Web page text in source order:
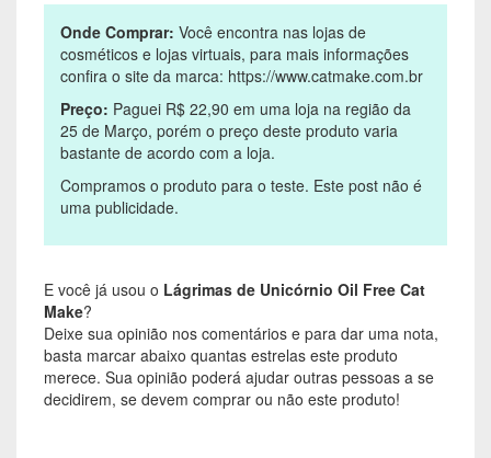
Onde Comprar: Você encontra nas lojas de
cosméticos e lojas virtuais, para mais informações
confira o site da marca: https://www.catmake.com.br
Preço: Paguei R$ 22,90 em uma loja na região da
25 de Março, porém o preço deste produto varia
bastante de acordo com a loja.
Compramos o produto para o teste. Este post não é
uma publicidade.
E você já usou o Lágrimas de Unicórnio Oil Free Cat
Make?
Deixe sua opinião nos comentários e para dar uma nota,
basta marcar abaixo quantas estrelas este produto
merece. Sua opinião poderá ajudar outras pessoas a se
decidirem, se devem comprar ou não este produto!